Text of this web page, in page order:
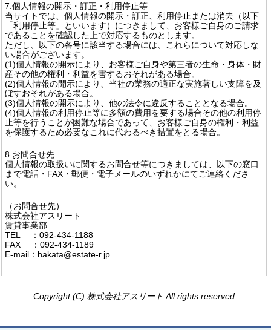
7.個人情報の開示・訂正・利用停止等
当サイトでは、個人情報の開示・訂正、利用停止または消去（以下
「利用停止等」といいます）につきまして、お客様ご自身のご請求
であることを確認した上で対応するものとします。
ただし、以下の各号に該当する場合には、これらについて対応しな
い場合がございます。
(1)個人情報の開示により、お客様ご自身や第三者の生命・身体・財
産その他の権利・利益を害するおそれがある場合。
(2)個人情報の開示により、当社の業務の適正な実施著しい支障を及
ぼすおそれがある場合。
(3)個人情報の開示により、他の法令に違反することとなる場合。
(4)個人情報の利用停止等に多額の費用を要する場合その他の利用停
止等を行うことが困難な場合であって、お客様ご自身の権利・利益
を保護するため必要なこれに代わるべき措置をとる場合。
8.お問合せ先
個人情報の取扱いに関するお問合せ等につきましては、以下の窓口
まで電話・FAX・郵便・電子メールのいずれかにてご連絡くださ
い。
（お問合せ先）
株式会社アスリート
賃貸事業部
TEL ：092-434-1188
FAX ：092-434-1189
E-mail：hakata@estate-r.jp
Copyright (C) 株式会社アスリート All rights reserved.